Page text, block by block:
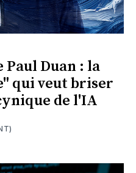
Duan : la
qui veut briser
de l'IA